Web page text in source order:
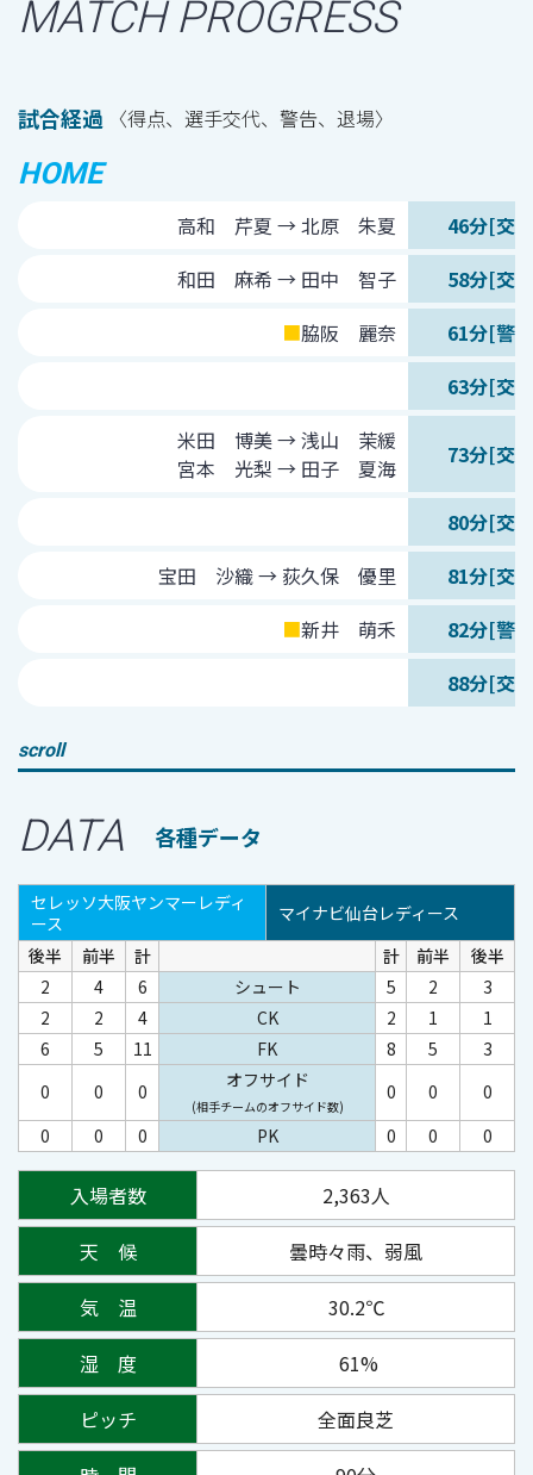
MATCH PROGRESS
試合経過 〈得点、選手交代、警告、退場〉
HOME
高和 芹夏 → 北原 朱夏
46分[交
和田 麻希 → 田中 智子
58分[交
■脇阪 麗奈
61分[警
63分[交
米田 博美 → 浅山 茉緩
宮本 光梨 → 田子 夏海
73分[交
80分[交
宝田 沙織 → 荻久保 優里
81分[交
■新井 萌禾
82分[警
88分[交
scroll
DATA 各種データ
セレッソ大阪ヤンマーレディ
ース
マイナビ仙台レディース
後半
前半 計 計 前半
後半
2
4 6 シュート 5 2
3
2
2 4 CK 2 1
1
6
5 11 FK 8 5
3
0
0 0 オフサイド
(相手チームのオフサイド数)
0 0
0
0
0 0 PK 0 0 0
入場者数
2,363人
天 候
曇時々雨、弱風
気 温
30.2℃
湿 度
61%
ピッチ
全面良芝